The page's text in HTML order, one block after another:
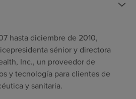
hasta diciembre de 2010,
sénior y directora
Inc., un proveedor de
y tecnología para clientes de
y sanitaria.